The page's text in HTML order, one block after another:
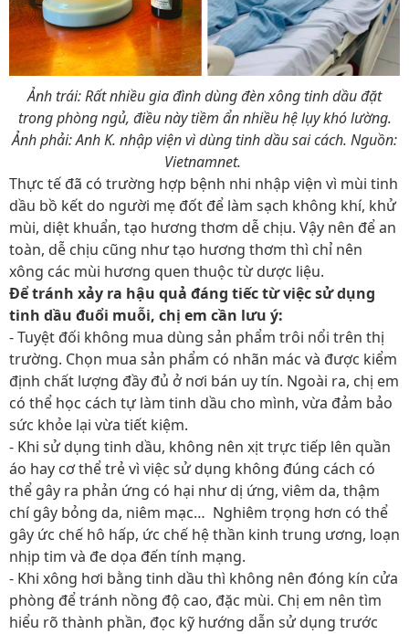
Ảnh trái: Rất nhiều gia đình dùng đèn xông tinh dầu đặt
trong phòng ngủ, điều này tiềm ẩn nhiều hệ lụy khó lường.
Ảnh phải: Anh K. nhập viện vì dùng tinh dầu sai cách. Nguồn:
Vietnamnet.
Thực tế đã có trường hợp bệnh nhi nhập viện vì mùi tinh
dầu bồ kết do người mẹ đốt để làm sạch không khí, khử
mùi, diệt khuẩn, tạo hương thơm dễ chịu. Vậy nên để an
toàn, dễ chịu cũng như tạo hương thơm thì chỉ nên
xông các mùi hương quen thuộc từ dược liệu.
Để tránh xảy ra hậu quả đáng tiếc từ việc sử dụng
tinh dầu đuổi muỗi, chị em cần lưu ý:
- Tuyệt đối không mua dùng sản phẩm trôi nổi trên thị
trường. Chọn mua sản phẩm có nhãn mác và được kiểm
định chất lượng đầy đủ ở nơi bán uy tín. Ngoài ra, chị em
có thể học cách tự làm tinh dầu cho mình, vừa đảm bảo
sức khỏe lại vừa tiết kiệm.
- Khi sử dụng tinh dầu, không nên xịt trực tiếp lên quần
áo hay cơ thể trẻ vì việc sử dụng không đúng cách có
thể gây ra phản ứng có hại như dị ứng, viêm da, thậm
chí gây bỏng da, niêm mạc… Nghiêm trọng hơn có thể
gây ức chế hô hấp, ức chế hệ thần kinh trung ương, loạn
nhịp tim và đe dọa đến tính mạng.
- Khi xông hơi bằng tinh dầu thì không nên đóng kín cửa
phòng để tránh nồng độ cao, đặc mùi. Chị em nên tìm
hiểu rõ thành phần, đọc kỹ hướng dẫn sử dụng trước